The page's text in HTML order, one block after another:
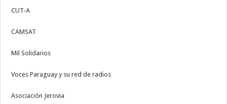
CUT-A
CAMSAT
Mil Solidarios
Voces Paraguay y su red de radios
Asociación Jerovia